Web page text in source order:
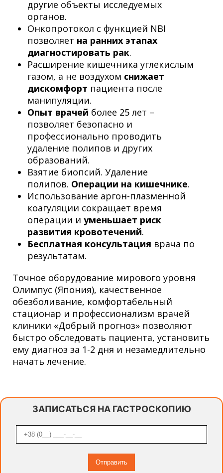
другие объекты исследуемых
органов.
Онкопротокол с функцией NBI
позволяет на ранних этапах
диагностировать рак.
Расширение кишечника углекислым
газом, а не воздухом снижает
дискомфорт пациента после
манипуляции.
Опыт врачей более 25 лет –
позволяет безопасно и
профессионально проводить
удаление полипов и других
образований.
Взятие биопсий. Удаление
полипов. Операции на кишечнике.
Использование аргон-плазменной
коагуляции сокращает время
операции и уменьшает риск
развития кровотечений.
Бесплатная консультация врача по
результатам.
Точное оборудование мирового уровня
Олимпус (Япония), качественное
обезболивание, комфортабельный
стационар и профессионализм врачей
клиники «Добрый прогноз» позволяют
быстро обследовать пациента, установить
ему диагноз за 1-2 дня и незамедлительно
начать лечение.
ЗАПИСАТЬСЯ НА ГАСТРОСКОПИЮ